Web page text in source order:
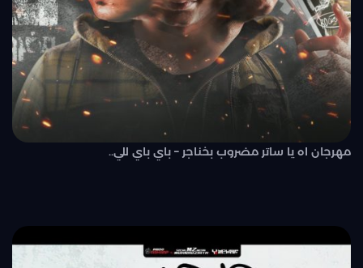
مهرجان اه يا ساتر مضروب بخناجر – باي باي للي..